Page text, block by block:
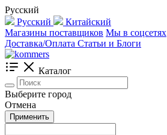
Русский
Русский
Китайский
Магазины поставщиков Мы в соцсетях
Доставка/Оплата Статьи и Блоги
Каталог
Выберите город
Отмена
Применить